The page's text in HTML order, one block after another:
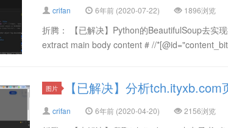
crifan 6年前 (2020-07-22) 1896浏览
折腾： 【已解决】Python的BeautifulSoup去实
extract main body content # //
图片 【已解决】分析
crifan 6年前 (2020-04-20) 2156浏览